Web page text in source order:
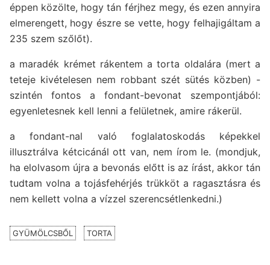
éppen közölte, hogy tán férjhez megy, és ezen annyira
elmerengett, hogy észre se vette, hogy felhajigáltam a
235 szem szőlőt).
a maradék krémet rákentem a torta oldalára (mert a
teteje kivételesen nem robbant szét sütés közben) -
szintén fontos a fondant-bevonat szempontjából:
egyenletesnek kell lenni a felületnek, amire rákerül.
a fondant-nal való foglalatoskodás képekkel
illusztrálva kétcicánál ott van, nem írom le. (mondjuk,
ha elolvasom újra a bevonás előtt is az írást, akkor tán
tudtam volna a tojásfehérjés trükköt a ragasztásra és
nem kellett volna a vízzel szerencsétlenkedni.)
GYÜMÖLCSBŐL TORTA